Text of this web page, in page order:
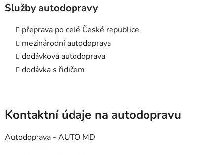
Služby autodopravy
přeprava po celé České republice
mezinárodní autodoprava
dodávková autodoprava
dodávka s řidičem
Kontaktní údaje na autodopravu
Autodoprava - AUTO MD